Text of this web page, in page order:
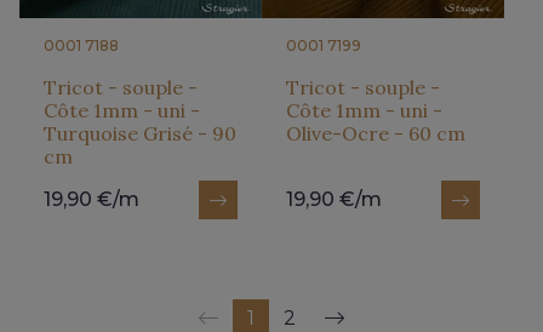
0001 7188
Tricot - souple -
Côte 1mm - uni -
Turquoise Grisé - 90
cm
19,90 €/m
0001 7199
Tricot - souple -
Côte 1mm - uni -
Olive-Ocre - 60 cm
19,90 €/m
1 2